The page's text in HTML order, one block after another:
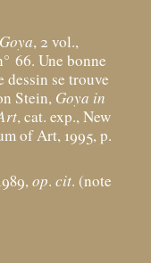
, 2 vol.,
66. Une bonne
se trouve
Stein, Goya in
, cat. exp., New
of Art, 1995, p.
op. cit. (note